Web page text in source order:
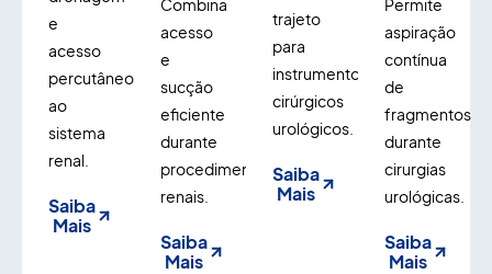
e
acesso
percutâneo
ao
sistema
renal.
Saiba
Mais
Combina
acesso
e
sucção
eficiente
durante
procedimentos
renais.
Saiba
Mais
trajeto
para
instrumentos
cirúrgicos
urológicos.
Saiba
Mais
Permite
aspiração
contínua
de
fragmentos
durante
cirurgias
urológicas.
Saiba
Mais